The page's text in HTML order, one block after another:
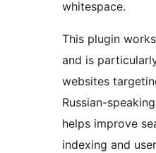
whitespace.
This plugin
and is
websites
Russian-
helps improve
indexing and